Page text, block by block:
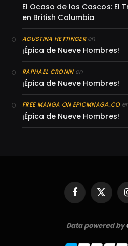
El Ocaso de los Cascos: El
en British Columbia
AGUSTINA HETTINGERen
¡Épica de Nueve Hombres!
RAPHAEL CRONINen
¡Épica de Nueve Hombres!
FREE MANGA ON EPICMNAGA.CO
¡Épica de Nueve Hombres!
Facebook
X
Data powered by